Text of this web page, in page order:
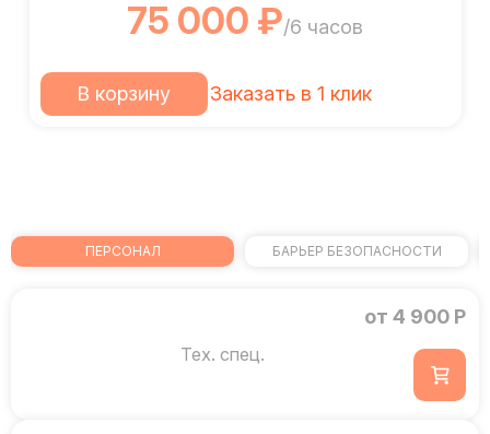
75 000 ₽/6 часов
В корзину Заказать в 1 клик
ПЕРСОНАЛ БАРЬЕР БЕЗОПАСНОСТИ
Тех. спец.
от 4 900 Р